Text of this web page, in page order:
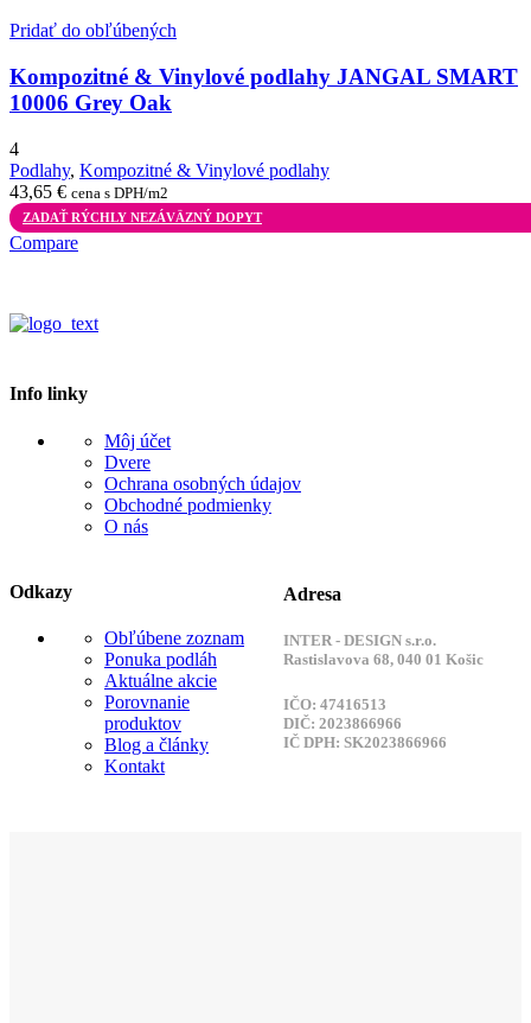
Pridať do obľúbených
Kompozitné & Vinylové podlahy JANGAL SMART
10006 Grey Oak
4
Podlahy, Kompozitné & Vinylové podlahy
43,65 € cena s DPH/m2
ZADAŤ RÝCHLY NEZÁVÄZNÝ DOPYT
Compare
Info linky
Môj účet
Dvere
Ochrana osobných údajov
Obchodné podmienky
O nás
Odkazy
Obľúbene zoznam
Ponuka podláh
Aktuálne akcie
Porovnanie
produktov
Blog a články
Kontakt
Adresa
INTER - DESIGN s.r.o.
Rastislavova 68, 040 01 Košic
IČO: 47416513
DIČ: 2023866966
IČ DPH: SK2023866966